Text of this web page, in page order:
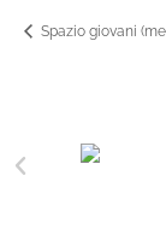
Spazio giovani